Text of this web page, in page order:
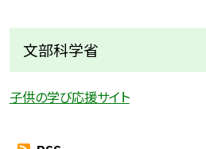
文部科学省
子供の学び応援サイト